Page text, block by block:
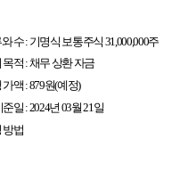
수: 기명식 보통주식 31,000,000주
목적 :채무 상환 자금
가액 : 879원(예정)
준일 : 2024년 03월21 일
방법